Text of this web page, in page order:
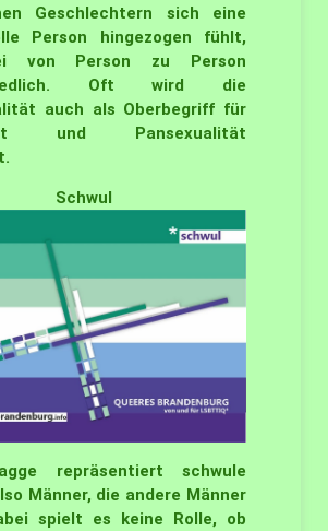
Geschlechtern sich eine
Person hingezogen fühlt,
von Person zu Person
Oft wird die
auch als Oberbegriff für
und Pansexualität
Schwul
repräsentiert schwule
Männer, die andere Männer
spielt es keine Rolle, ob